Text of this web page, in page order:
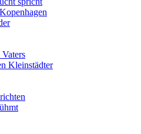
Kleinstädter